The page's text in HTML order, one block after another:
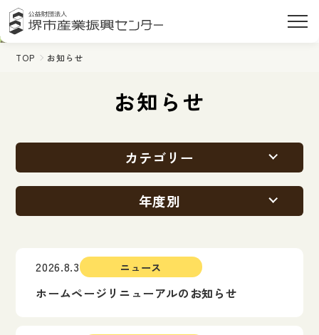
TOP お知らせ
お知らせ
カテゴリー
年度別
2026.8.3 ニュース
ホームページリニューアルのお知らせ